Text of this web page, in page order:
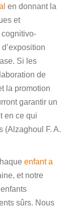
en donnant la
et
Si les
de
la promotion
garantir un
en ce qui
(Alzaghoul F. A.
enfant a
et notre
sûrs. Nous